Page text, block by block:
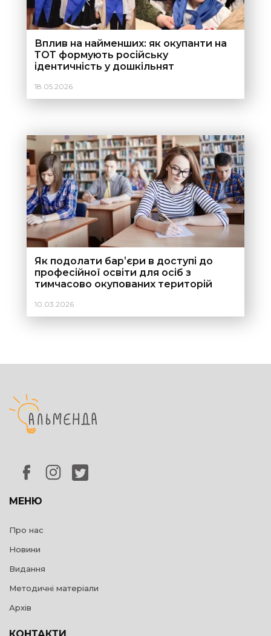
Вплив на найменших: як окупанти на
ТОТ формують російську
ідентичність у дошкільнят
18.05.2026
Як подолати барʼєри в доступі до
професійної освіти для осіб з
тимчасово окупованих територій
10.03.2026
МЕНЮ
Про нас
Новини
Видання
Методичні матеріали
Архів